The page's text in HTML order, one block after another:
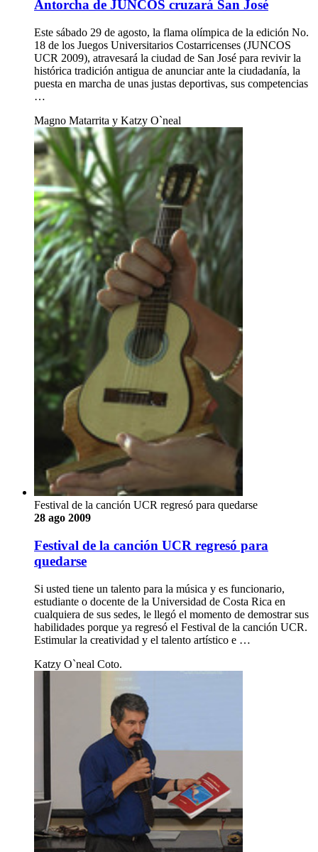
Antorcha de JUNCOS cruzará San José
Este sábado 29 de agosto, la flama olímpica de la edición No.
18 de los Juegos Universitarios Costarricenses (JUNCOS
UCR 2009), atravesará la ciudad de San José para revivir la
histórica tradición antigua de anunciar ante la ciudadanía, la
puesta en marcha de unas justas deportivas, sus competencias
…
Magno Matarrita y Katzy O`neal
Festival de la canción UCR regresó para quedarse
28 ago 2009
Festival de la canción UCR regresó para
quedarse
Si usted tiene un talento para la música y es funcionario,
estudiante o docente de la Universidad de Costa Rica en
cualquiera de sus sedes, le llegó el momento de demostrar sus
habilidades porque ya regresó el Festival de la canción UCR.
Estimular la creatividad y el talento artístico e …
Katzy O`neal Coto.